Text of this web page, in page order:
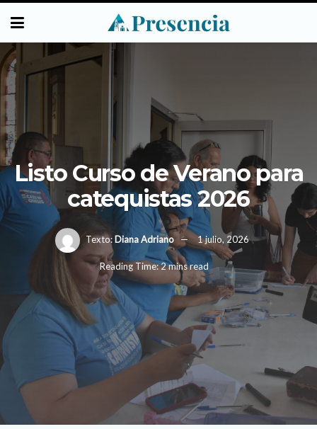
Listo Curso de Verano para
catequistas 2026
Texto: Diana Adriano 1 julio, 2026
Reading Time: 2 mins read